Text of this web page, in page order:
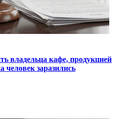
владельца кафе, продукцией
человек заразились